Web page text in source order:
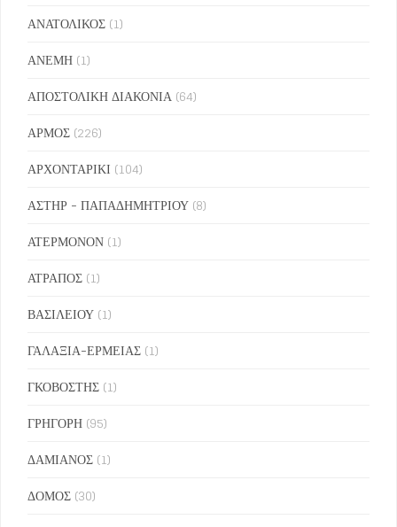
ΑΝΑΤΟΛΙΚΟΣ (1)
ΑΝΕΜΗ (1)
ΑΠΟΣΤΟΛΙΚΗ ΔΙΑΚΟΝΙΑ (64)
ΑΡΜΟΣ (226)
ΑΡΧΟΝΤΑΡΙΚΙ (104)
ΑΣΤΗΡ - ΠΑΠΑΔΗΜΗΤΡΙΟΥ (8)
ΑΤΕΡΜΟΝΟΝ (1)
ΑΤΡΑΠΟΣ (1)
ΒΑΣΙΛΕΙΟΥ (1)
ΓΑΛΑΞΙΑ-ΕΡΜΕΙΑΣ (1)
ΓΚΟΒΟΣΤΗΣ (1)
ΓΡΗΓΟΡΗ (95)
ΔΑΜΙΑΝΟΣ (1)
ΔΟΜΟΣ (30)